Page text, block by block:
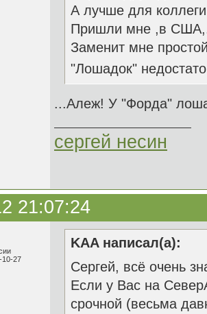
А лучше для
Пришли мне ,в
Заменит мне
"Лошадок"
...Алеж! У "Форда"
сергей несин
21:07:24
10-27
KAA написал(а):
Сергей, всё очень
Если у Вас на
срочной (весьма